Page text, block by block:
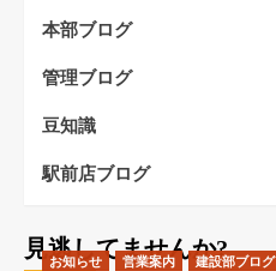
本部ブログ
管理ブログ
豆知識
駅前店ブログ
見逃してませんか?
お知らせ 営業案内 建設部ブログ